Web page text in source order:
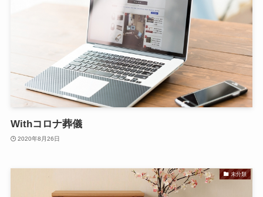
Withコロナ葬儀
2020年8月26日
未分類